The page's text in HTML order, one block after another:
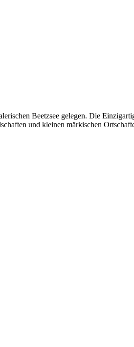
Beetzsee gelegen. Die
und kleinen märkischen